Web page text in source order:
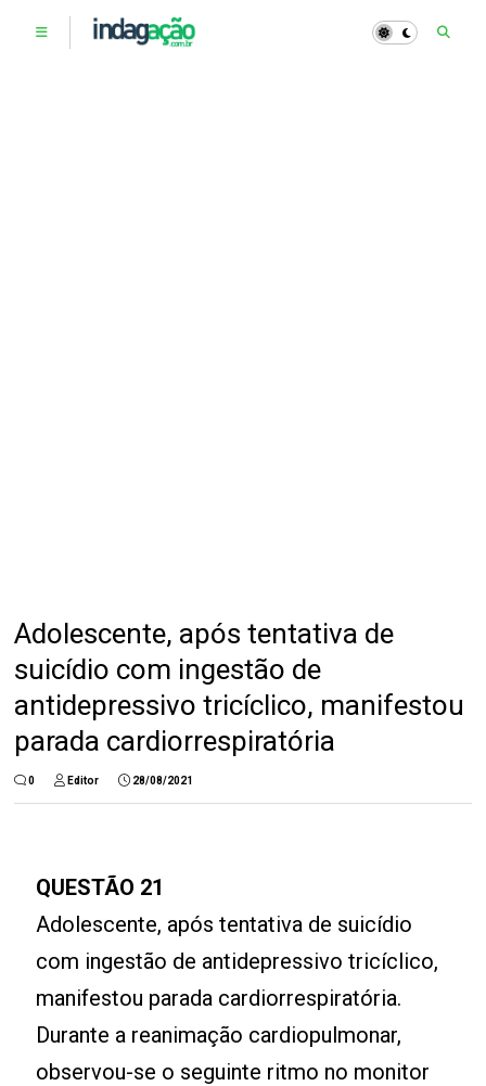
Adolescente, após tentativa de
suicídio com ingestão de
antidepressivo tricíclico, manifestou
parada cardiorrespiratória
0 Editor 28/08/2021
QUESTÃO 21
Adolescente, após tentativa de suicídio
com ingestão de antidepressivo tricíclico,
manifestou parada cardiorrespiratória.
Durante a reanimação cardiopulmonar,
observou-se o seguinte ritmo no monitor